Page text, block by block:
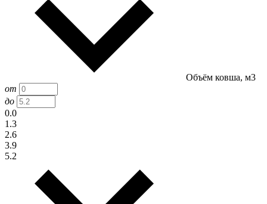
Объём ковша, м3
от
до
0.0
1.3
2.6
3.9
5.2